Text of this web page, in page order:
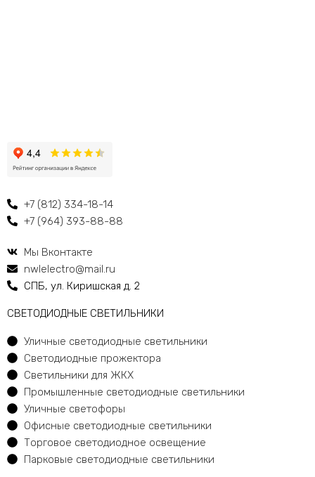
+7 (812) 334-18-14
+7 (964) 393-88-88
Мы Вконтакте
nwlelectro@mail.ru
СПБ, ул. Киришская д. 2
CВЕТОДИОДНЫЕ СВЕТИЛЬНИКИ
Уличные светодиодные светильники
Светодиодные прожектора
Светильники для ЖКХ
Промышленные светодиодные светильники
Уличные светофоры
Офисные светодиодные светильники
Торговое светодиодное освещение
Парковые светодиодные светильники